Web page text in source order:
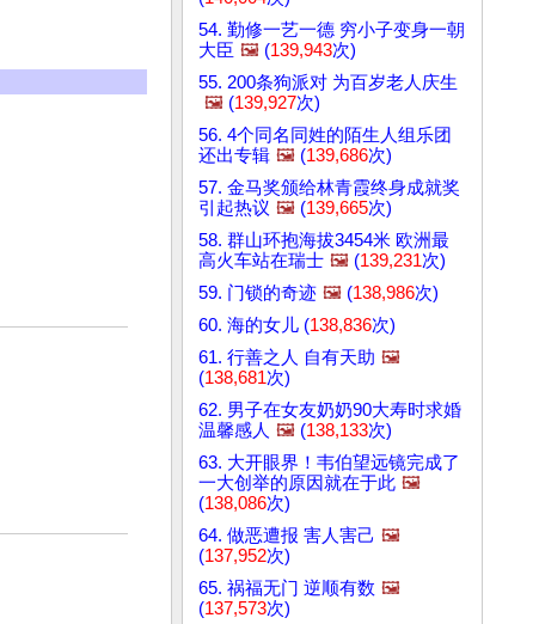
54. 勤修一艺一德 穷小子变身一朝
大臣 🖼️ (139,943次)
55. 200条狗派对 为百岁老人庆生
🖼️ (139,927次)
56. 4个同名同姓的陌生人组乐团
还出专辑 🖼️ (139,686次)
57. 金马奖颁给林青霞终身成就奖
引起热议 🖼️ (139,665次)
58. 群山环抱海拔3454米 欧洲最
高火车站在瑞士 🖼️ (139,231次)
59. 门锁的奇迹 🖼️ (138,986次)
60. 海的女儿 (138,836次)
61. 行善之人 自有天助 🖼️
(138,681次)
62. 男子在女友奶奶90大寿时求婚
温馨感人 🖼️ (138,133次)
63. 大开眼界！韦伯望远镜完成了
一大创举的原因就在于此 🖼️
(138,086次)
64. 做恶遭报 害人害己 🖼️
(137,952次)
65. 祸福无门 逆顺有数 🖼️
(137,573次)